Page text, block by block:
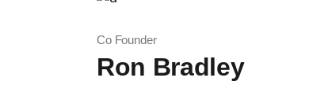
Co Founder
Ron Bradley